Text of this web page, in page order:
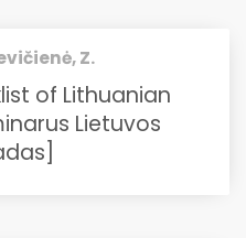
Z.
of Lithuanian
Lietuvos